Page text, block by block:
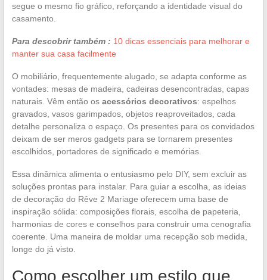
segue o mesmo fio gráfico, reforçando a identidade visual do
casamento.
Para descobrir também : 10 dicas essenciais para melhorar e
manter sua casa facilmente
O mobiliário, frequentemente alugado, se adapta conforme as
vontades: mesas de madeira, cadeiras desencontradas, capas
naturais. Vêm então os acessórios decorativos: espelhos
gravados, vasos garimpados, objetos reaproveitados, cada
detalhe personaliza o espaço. Os presentes para os convidados
deixam de ser meros gadgets para se tornarem presentes
escolhidos, portadores de significado e memórias.
Essa dinâmica alimenta o entusiasmo pelo DIY, sem excluir as
soluções prontas para instalar. Para guiar a escolha, as ideias
de decoração do Rêve 2 Mariage oferecem uma base de
inspiração sólida: composições florais, escolha de papeteria,
harmonias de cores e conselhos para construir uma cenografia
coerente. Uma maneira de moldar uma recepção sob medida,
longe do já visto.
Como escolher um estilo que